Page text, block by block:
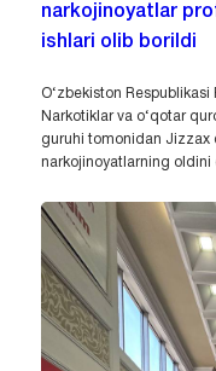
narkojinoyatlar
ishlari olib borildi
O‘zbekiston
Narkotiklar va o‘qotar
guruhi tomonidan Jizzax
narkojinoyatlarning oldini